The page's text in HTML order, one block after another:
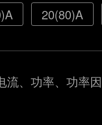
20(80)A
流、功率、功率因